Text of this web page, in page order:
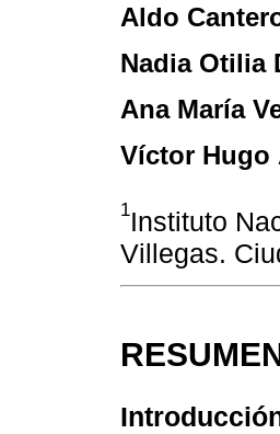
Aldo
Nadia Otilia
Ana María
Víctor Hugo
1Instituto
Villegas.